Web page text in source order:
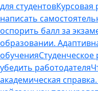
для студентовКурсовая
написать
оспорить балл за
образовании.
обучения
убедить работодателя
академическая